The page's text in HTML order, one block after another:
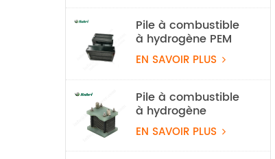
Pile à combustible
à hydrogène PEM
légère de 550 W
pour drone
EN SAVOIR PLUS
Pile à combustible
à hydrogène
refroidie par air de
100 W
EN SAVOIR PLUS